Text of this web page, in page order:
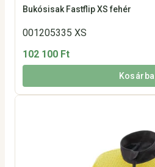
Bukósisak Fastflip XS fehér
001205335 XS
102 100 Ft
Kosárba